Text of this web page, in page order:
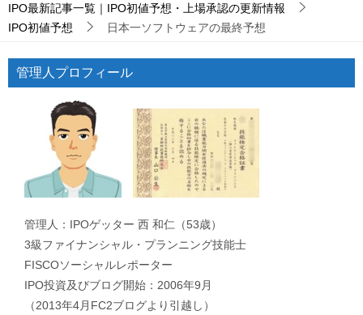
IPO最新記事一覧｜IPO初値予想・上場承認の更新情報
IPO初値予想
日本一ソフトウェアの最終予想
管理人プロフィール
管理人：IPOゲッター 西 和仁（53歳）
3級ファイナンシャル・プランニング技能士
FISCOソーシャルレポーター
IPO投資及びブログ開始：2006年9月
（2013年4月FC2ブログより引越し）